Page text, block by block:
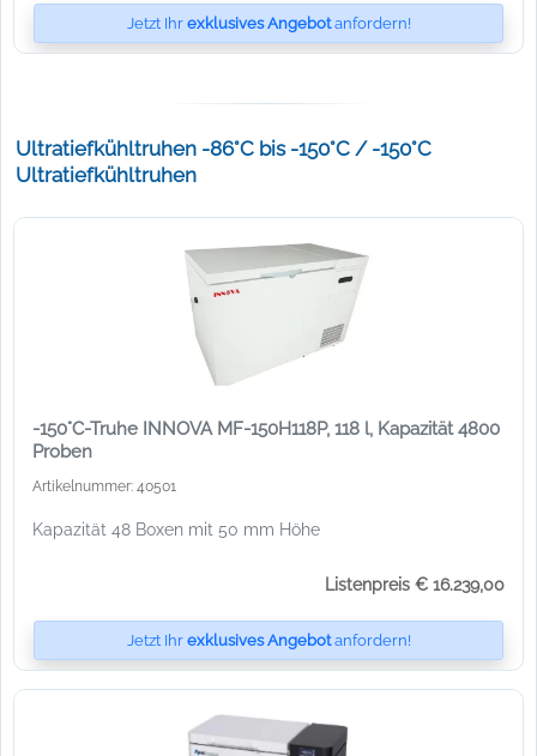
Jetzt Ihr exklusives Angebotanfordern!
Ultratiefkühltruhen -86°C bis -150°C / -150°C
Ultratiefkühltruhen
-150°C-Truhe INNOVA MF-150H118P, 118 l, Kapazität 4800
Proben
Artikelnummer: 40501
Kapazität 48 Boxen mit 50 mm Höhe
Listenpreis € 16.239,00
Jetzt Ihr exklusives Angebotanfordern!